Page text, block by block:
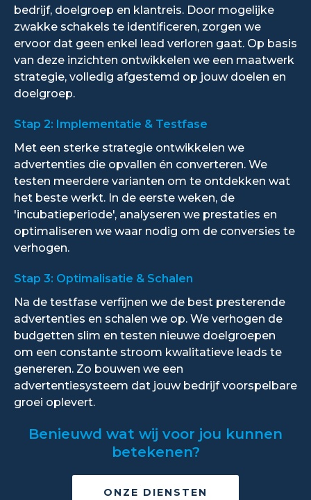
bedrijf, doelgroep en klantreis. Door mogelijke
zwakke schakels te identificeren, zorgen we
ervoor dat geen enkel lead verloren gaat. Op basis
van deze inzichten ontwikkelen we een maatwerk
strategie, volledig afgestemd op jouw doelen en
doelgroep.
Stap 2: Implementatie & Testfase
Met een sterke strategie ontwikkelen we
advertenties die opvallen én converteren. We
testen meerdere varianten om te ontdekken wat
het beste werkt. In de eerste weken, de
'incubatieperiode', analyseren we prestaties en
optimaliseren we waar nodig om de conversies te
verhogen.
Stap 3: Optimalisatie & Schalen
Na de testfase verfijnen we de best presterende
advertenties en schalen we op. We verhogen de
budgetten slim en testen nieuwe doelgroepen
om een constante stroom kwalitatieve leads te
genereren. Zo bouwen we een
advertentiesysteem dat jouw bedrijf voorspelbare
groei oplevert.
Benieuwd wat wij voor jou kunnen
betekenen?
ONZE DIENSTEN